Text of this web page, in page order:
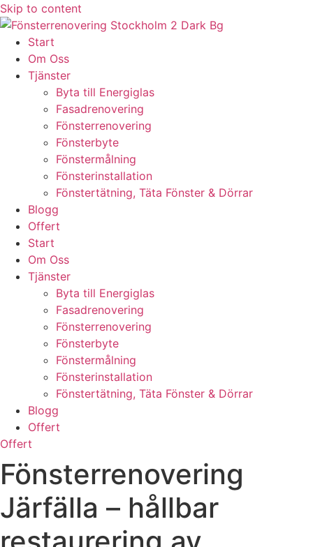
Skip to content
Start
Om Oss
Tjänster
Byta till Energiglas
Fasadrenovering
Fönsterrenovering
Fönsterbyte
Fönstermålning
Fönsterinstallation
Fönstertätning, Täta Fönster & Dörrar
Blogg
Offert
Start
Om Oss
Tjänster
Byta till Energiglas
Fasadrenovering
Fönsterrenovering
Fönsterbyte
Fönstermålning
Fönsterinstallation
Fönstertätning, Täta Fönster & Dörrar
Blogg
Offert
Offert
Fönsterrenovering
Järfälla – hållbar